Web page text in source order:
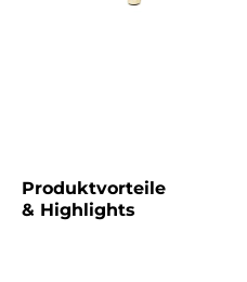
Produktvorteile
& Highlights